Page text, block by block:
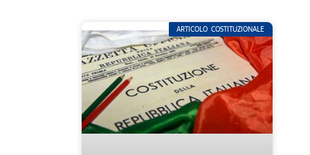
ARTICOLO COSTITUZIONALE